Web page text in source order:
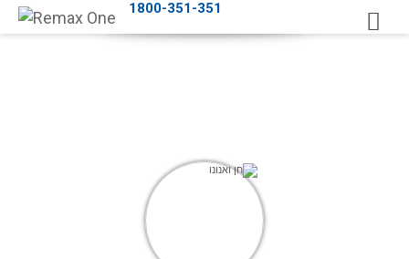
1800-351-351